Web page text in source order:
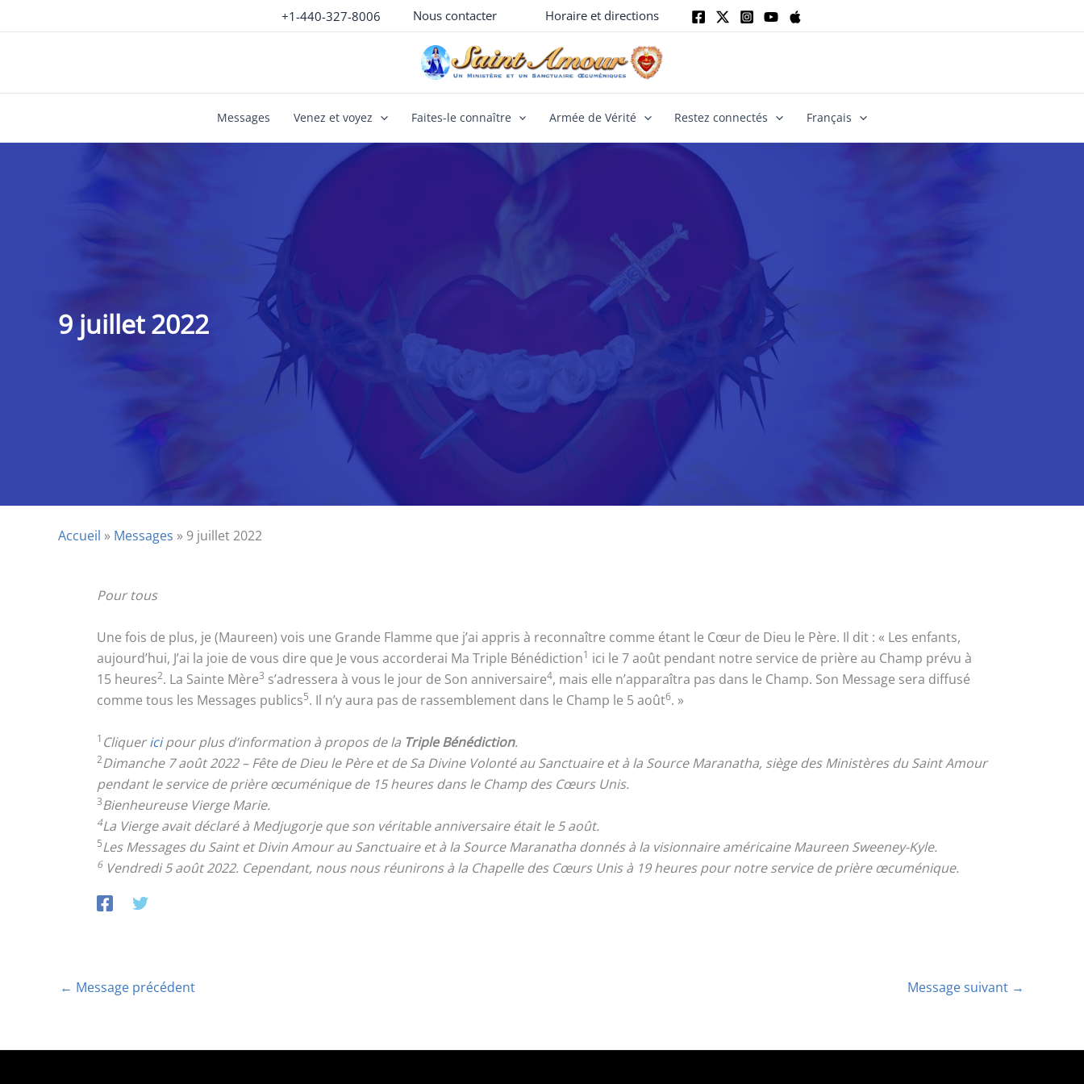
au
+1-440-327-8006 Nous contacter Horaire et directions
Messages Venez et voyez Faites-le connaître Armée de Vérité Restez connectés Français
9 juillet 2022
Accueil » Messages » 9 juillet 2022
Pour tous
Une fois de plus, je (Maureen) vois une Grande Flamme que j’ai appris à reconnaître comme étant le Cœur de Dieu le Père. Il dit : « Les enfants,
aujourd’hui, J’ai la joie de vous dire que Je vous accorderai Ma Triple Bénédiction1 ici le 7 août pendant notre service de prière au Champ prévu à
15 heures2. La Sainte Mère3 s’adressera à vous le jour de Son anniversaire4, mais elle n’apparaîtra pas dans le Champ. Son Message sera diffusé
comme tous les Messages publics5. Il n’y aura pas de rassemblement dans le Champ le 5 août6. »
1 Cliquer icipour plus d’information à propos de la Triple Bénédiction.
2Dimanche 7 août 2022 – Fête de Dieu le Père et de Sa Divine Volonté au Sanctuaire et à la Source Maranatha, siège des Ministères du Saint Amour
pendant le service de prière œcuménique de 15 heures dans le Champ des Cœurs Unis.
3Bienheureuse Vierge Marie.
4La Vierge avait déclaré à Medjugorje que son véritable anniversaire était le 5 août.
5Les Messages du Saint et Divin Amour au Sanctuaire et à la Source Maranatha donnés à la visionnaire américaine Maureen Sweeney-Kyle.
6 Vendredi 5 août 2022. Cependant, nous nous réunirons à la Chapelle des Cœurs Unis à 19 heures pour notre service de prière œcuménique.
← Message précédent Message suivant →